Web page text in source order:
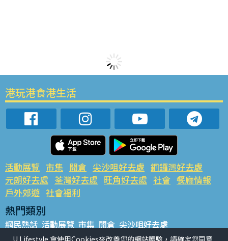
港玩港食港生活
活動展覽 市集 開倉 尖沙咀好去處 銅鑼灣好去處
元朗好去處 荃灣好去處 旺角好去處 社會 餐廳情報
戶外郊遊 社會福利
熱門類別
網民熱話 活動展覽 市集 開倉 尖沙咀好去處
銅鑼灣好去處 元朗好去處 荃灣好去處 旺角好去處 社會
U Lifestyle 會使用Cookies來改善您的網站體驗，請確定您同意